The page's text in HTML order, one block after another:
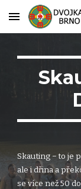
Skip to main
Skauting − to je
ale i dřina a
se více než 50